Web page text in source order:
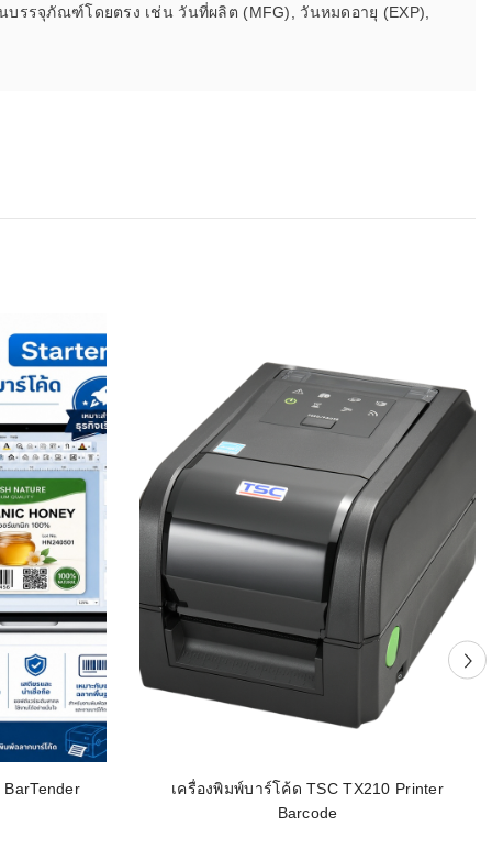
รรจุภัณฑ์โดยตรง เช่น วันที่ผลิต (MFG), วันหมดอายุ (EXP),
เครื่องพิมพ์บาร์โค้ด TSC TX210 Printer
Barcode